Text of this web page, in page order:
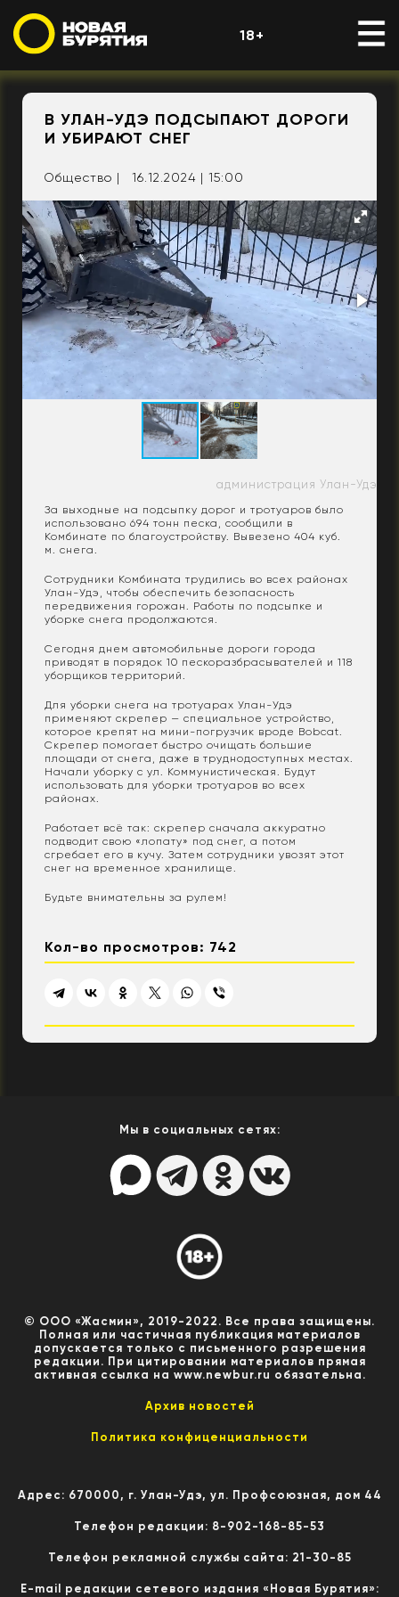
18+
В УЛАН-УДЭ ПОДСЫПАЮТ ДОРОГИ
И УБИРАЮТ СНЕГ
Общество | 16.12.2024 | 15:00
администрация Улан-Удэ
За выходные на подсыпку дорог и тротуаров было
использовано 694 тонн песка, сообщили в
Комбинате по благоустройству. Вывезено 404 куб.
м. снега.
Сотрудники Комбината трудились во всех районах
Улан-Удэ, чтобы обеспечить безопасность
передвижения горожан. Работы по подсыпке и
уборке снега продолжаются.
Сегодня днем автомобильные дороги города
приводят в порядок 10 пескоразбрасывателей и 118
уборщиков территорий.
Для уборки снега на тротуарах Улан-Удэ
применяют скрепер — специальное устройство,
которое крепят на мини-погрузчик вроде Bobcat.
Скрепер помогает быстро очищать большие
площади от снега, даже в труднодоступных местах.
Начали уборку с ул. Коммунистическая. Будут
использовать для уборки тротуаров во всех
районах.
Работает всё так: скрепер сначала аккуратно
подводит свою «лопату» под снег, а потом
сгребает его в кучу. Затем сотрудники увозят этот
снег на временное хранилище.
Будьте внимательны за рулем!
Кол-во просмотров: 742
Мы в социальных сетях:
© ООО «Жасмин», 2019-2022. Все права защищены.
Полная или частичная публикация материалов
допускается только с письменного разрешения
редакции. При цитировании материалов прямая
активная ссылка на www.newbur.ru обязательна.
Архив новостей
Политика конфиценциальности
Адрес: 670000, г. Улан-Удэ, ул. Профсоюзная, дом 44
Телефон редакции: 8-902-168-85-53
Телефон рекламной службы сайта: 21-30-85
E-mail редакции сетевого издания «Новая Бурятия»: